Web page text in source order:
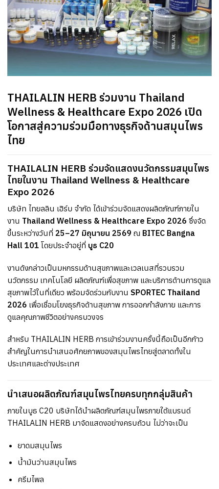
THAILALIN HERB ร่วมงาน Thailand
Wellness & Healthcare Expo 2026 เปิด
โอกาสสู่ความร่วมมือทางธุรกิจด้านสมุนไพร
ไทย
THAILALIN HERB ร่วมจัดแสดงนวัตกรรมสมุนไพร
ไทยในงาน Thailand Wellness & Healthcare
Expo 2026
บริษัท ไทยลลิน เฮิร์บ จำกัด ได้เข้าร่วมจัดแสดงผลิตภัณฑ์ภายใน
งาน Thailand Wellness & Healthcare Expo 2026 ซึ่งจัด
ขึ้นระหว่างวันที่ 25–27 มิถุนายน 2569 ณ BITEC Bangna
Hall 101 โดยประจำอยู่ที่ บูธ C20
งานดังกล่าวเป็นมหกรรมด้านสุขภาพและเวลเนสที่รวบรวม
นวัตกรรม เทคโนโลยี ผลิตภัณฑ์เพื่อสุขภาพ และบริการด้านการดูแล
สุขภาพไว้ในที่เดียว พร้อมจัดร่วมกับงาน SPORTEC Thailand
2026 เพื่อเชื่อมโยงธุรกิจด้านสุขภาพ การออกกำลังกาย และการ
ดูแลคุณภาพชีวิตอย่างครบวงจร
สำหรับ THAILALIN HERB การเข้าร่วมงานครั้งนี้ถือเป็นอีกก้าว
สำคัญในการนำเสนอศักยภาพของสมุนไพรไทยสู่ตลาดทั้งใน
ประเทศและต่างประเทศ
นำเสนอผลิตภัณฑ์สมุนไพรไทยครบทุกกลุ่มสินค้า
ภายในบูธ C20 บริษัทได้นำผลิตภัณฑ์สมุนไพรภายใต้แบรนด์
THAILALIN HERB มาจัดแสดงอย่างครบถ้วน ไม่ว่าจะเป็น
ยาดมสมุนไพร
น้ำมันว่านสมุนไพร
ครีมไพล